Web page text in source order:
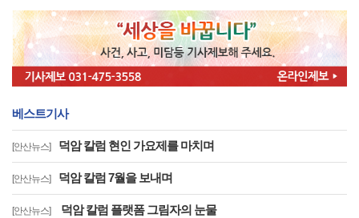
베스트기사
[안산뉴스] 덕암 칼럼 현인 가요제를 마치며
[안산뉴스] 덕암 칼럼 7월을 보내며
[안산뉴스] 덕암 칼럼 플랫폼 그림자의 눈물